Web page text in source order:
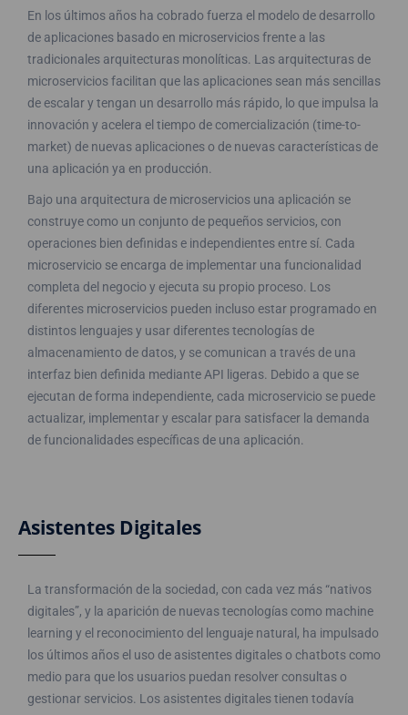
En los últimos años ha cobrado fuerza el modelo de desarrollo
de aplicaciones basado en microservicios frente a las
tradicionales arquitecturas monolíticas. Las arquitecturas de
microservicios facilitan que las aplicaciones sean más sencillas
de escalar y tengan un desarrollo más rápido, lo que impulsa la
innovación y acelera el tiempo de comercialización (time-to-
market) de nuevas aplicaciones o de nuevas características de
una aplicación ya en producción.
Bajo una arquitectura de microservicios una aplicación se
construye como un conjunto de pequeños servicios, con
operaciones bien definidas e independientes entre sí. Cada
microservicio se encarga de implementar una funcionalidad
completa del negocio y ejecuta su propio proceso. Los
diferentes microservicios pueden incluso estar programado en
distintos lenguajes y usar diferentes tecnologías de
almacenamiento de datos, y se comunican a través de una
interfaz bien definida mediante API ligeras. Debido a que se
ejecutan de forma independiente, cada microservicio se puede
actualizar, implementar y escalar para satisfacer la demanda
de funcionalidades específicas de una aplicación.
Asistentes Digitales
La transformación de la sociedad, con cada vez más “nativos
digitales”, y la aparición de nuevas tecnologías como machine
learning y el reconocimiento del lenguaje natural, ha impulsado
los últimos años el uso de asistentes digitales o chatbots como
medio para que los usuarios puedan resolver consultas o
gestionar servicios. Los asistentes digitales tienen todavía